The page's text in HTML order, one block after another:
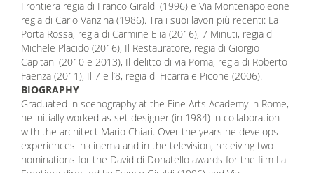
Frontiera regia di Franco Giraldi (1996) e Via Montenapoleone
regia di Carlo Vanzina (1986). Tra i suoi lavori più recenti: La
Porta Rossa, regia di Carmine Elia (2016), 7 Minuti, regia di
Michele Placido (2016), Il Restauratore, regia di Giorgio
Capitani (2010 e 2013), Il delitto di via Poma, regia di Roberto
Faenza (2011), Il 7 e l’8, regia di Ficarra e Picone (2006).
BIOGRAPHY
Graduated in scenography at the Fine Arts Academy in Rome,
he initially worked as set designer (in 1984) in collaboration
with the architect Mario Chiari. Over the years he develops
experiences in cinema and in the television, receiving two
nominations for the David di Donatello awards for the film La